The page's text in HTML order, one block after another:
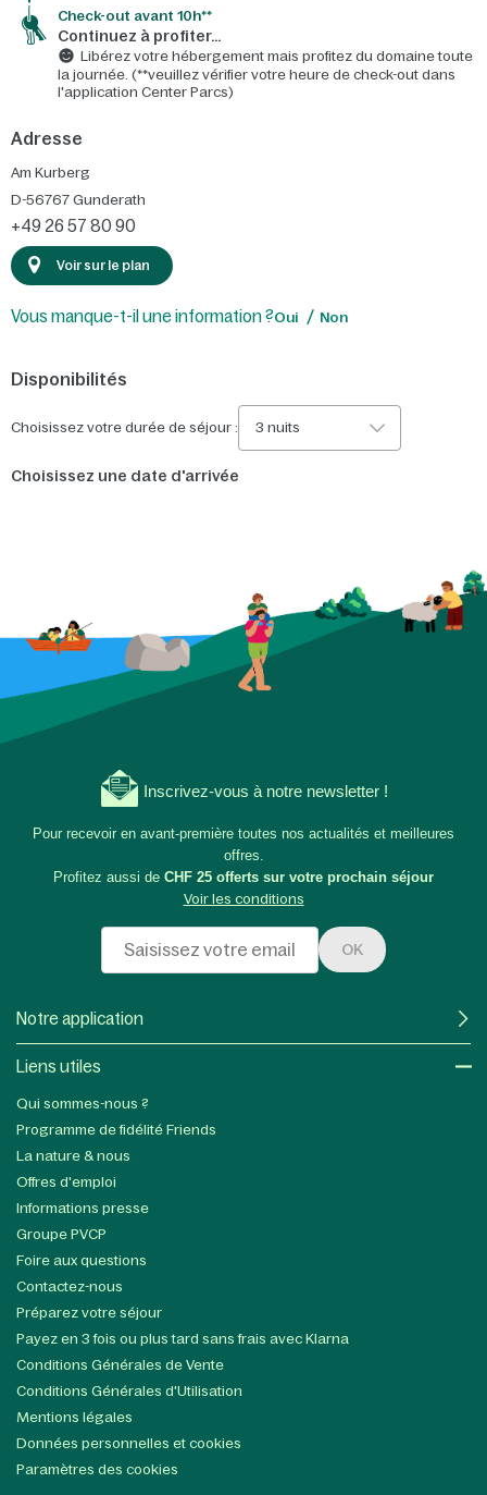
Check-out avant 10h**
Continuez à profiter…
Libérez votre hébergement mais profitez du domaine toute
la journée. (**veuillez vérifier votre heure de check-out dans
l'application Center Parcs)
Adresse
Am Kurberg
D-56767 Gunderath
+49 26 57 80 90
Voir sur le plan
Vous manque-t-il une information ?Oui Non
Disponibilités
Choisissez votre durée de séjour : 3 nuits
Choisissez une date d'arrivée
Inscrivez-vous à notre newsletter !
Pour recevoir en avant-première toutes nos actualités et meilleures
offres.
Profitez aussi de CHF 25 offerts sur votre prochain séjour
Voir les conditions
OK
Notre application
Liens utiles​
Qui sommes-nous ?
Programme de fidélité Friends
La nature & nous
Offres d'emploi
Informations presse
Groupe PVCP
Foire aux questions
Contactez-nous
Préparez votre séjour
Payez en 3 fois ou plus tard sans frais avec Klarna
Conditions Générales de Vente
Conditions Générales d'Utilisation
Mentions légales
Données personnelles et cookies
Paramètres des cookies